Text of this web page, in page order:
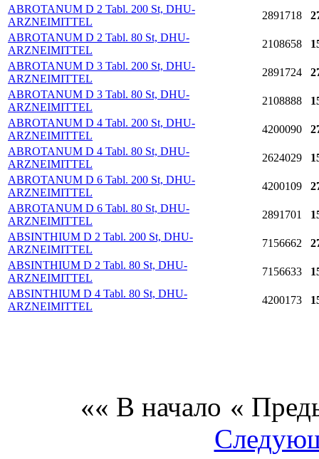
ABROTANUM D 2 Tabl. 200 St, DHU-
ARZNEIMITTEL
2891718
ABROTANUM D 2 Tabl. 80 St, DHU-
ARZNEIMITTEL
2108658
ABROTANUM D 3 Tabl. 200 St, DHU-
ARZNEIMITTEL
2891724
ABROTANUM D 3 Tabl. 80 St, DHU-
ARZNEIMITTEL
2108888
ABROTANUM D 4 Tabl. 200 St, DHU-
ARZNEIMITTEL
4200090
ABROTANUM D 4 Tabl. 80 St, DHU-
ARZNEIMITTEL
2624029
ABROTANUM D 6 Tabl. 200 St, DHU-
ARZNEIMITTEL
4200109
ABROTANUM D 6 Tabl. 80 St, DHU-
ARZNEIMITTEL
2891701
ABSINTHIUM D 2 Tabl. 200 St, DHU-
ARZNEIMITTEL
7156662
ABSINTHIUM D 2 Tabl. 80 St, DHU-
ARZNEIMITTEL
7156633
ABSINTHIUM D 4 Tabl. 80 St, DHU-
ARZNEIMITTEL
4200173
«« В начало «